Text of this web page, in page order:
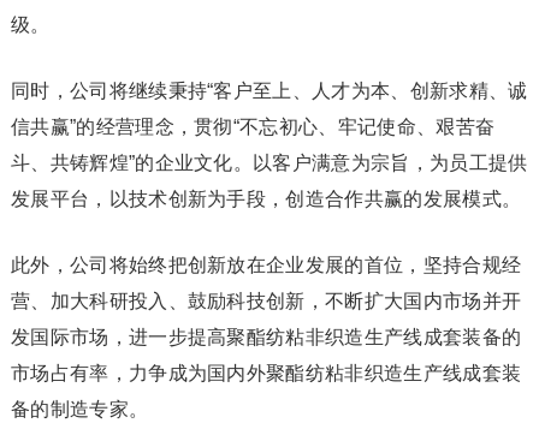
级。
同时，公司将继续秉持“客户至上、人才为本、创新求精、诚
信共赢”的经营理念，贯彻“不忘初心、牢记使命、艰苦奋
斗、共铸辉煌”的企业文化。以客户满意为宗旨，为员工提供
发展平台，以技术创新为手段，创造合作共赢的发展模式。
此外，公司将始终把创新放在企业发展的首位，坚持合规经
营、加大科研投入、鼓励科技创新，不断扩大国内市场并开
发国际市场，进一步提高聚酯纺粘非织造生产线成套装备的
市场占有率，力争成为国内外聚酯纺粘非织造生产线成套装
备的制造专家。